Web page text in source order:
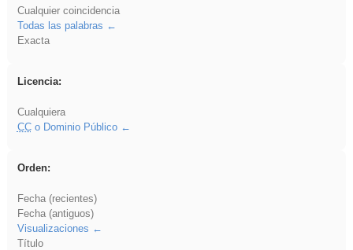
Cualquier coincidencia
Todas las palabras
Exacta
Licencia:
Cualquiera
CCo Dominio Público
Orden:
Fecha (recientes)
Fecha (antiguos)
Visualizaciones
Título